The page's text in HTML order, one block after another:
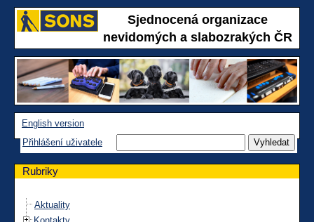
Sjednocená organizace
nevidomých a slabozrakých ČR
English version
Přihlášení uživatele
Rubriky
Aktuality